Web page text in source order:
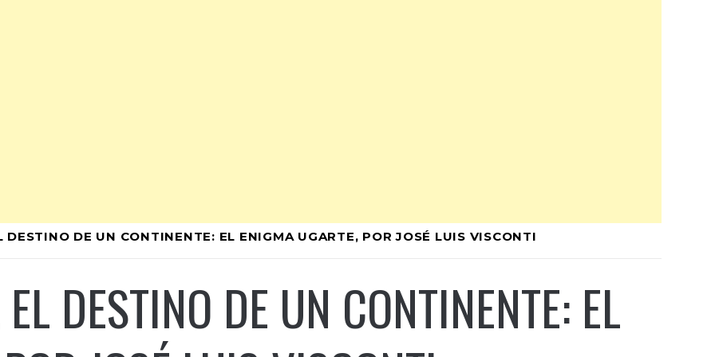
DESTINO DE UN CONTINENTE: EL ENIGMA UGARTE, POR JOSÉ LUIS VISCONTI
DESTINO DE UN CONTINENTE: EL